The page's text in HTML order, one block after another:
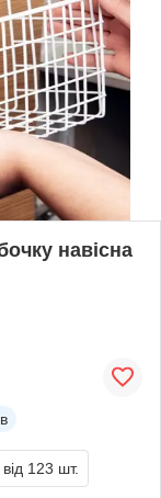
навісна
від 123 шт.